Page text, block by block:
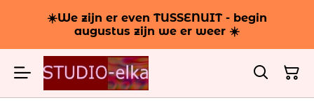
☀️We zijn er even TUSSENUIT - begin
augustus zijn we er weer ☀️